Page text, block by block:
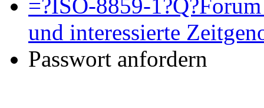
=?ISO-8859-
und interessierte
Passwort anfordern